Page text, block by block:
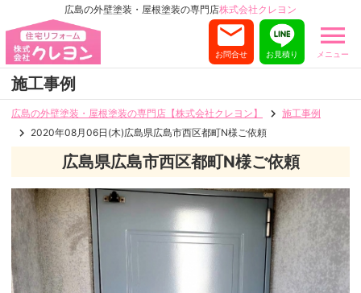
広島の外壁塗装・屋根塗装の専門店株式会社クレヨン
メニュー
お見積り
お問合せ
施工事例
広島の外壁塗装・屋根塗装の専門店【株式会社クレヨン】
施工事例
2020年08月06日(木)広島県広島市西区都町N様ご依頼
広島県広島市西区都町N様ご依頼